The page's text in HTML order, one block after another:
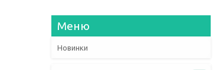
Новинки